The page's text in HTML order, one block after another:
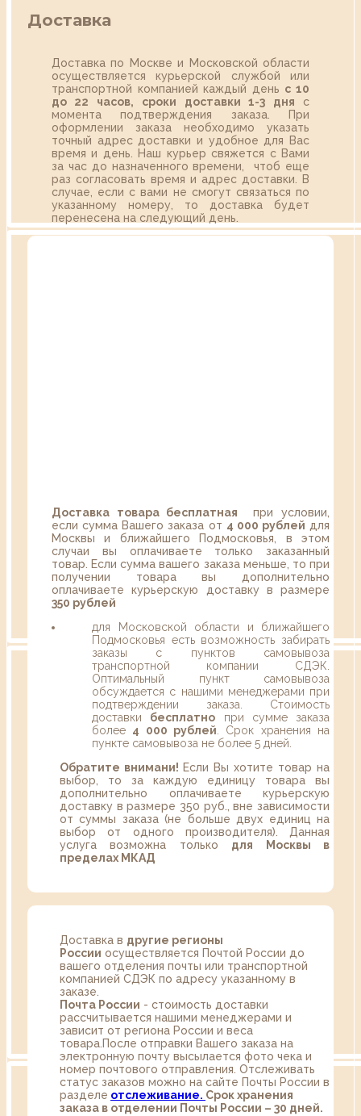
Доставка
Доставка по Москве и Московской области
осуществляется курьерской службой или
транспортной компанией каждый день с 10
до 22 часов,
сроки доставки 1-3 дня с
момента подтверждения заказа. При
оформлении заказа необходимо указать
точный адрес доставки и удобное для Вас
время и день. Наш курьер свяжется с Вами
за час до назначенного времени, чтоб еще
раз согласовать время и адрес доставки. В
случае, если с вами не смогут связаться по
указанному номеру, то доставка будет
перенесена на следующий день.
Доставка товара бесплатная при условии,
если сумма Вашего заказа от 4 000 рублей для
Москвы и ближайшего Подмосковья, в этом
случаи вы оплачиваете только заказанный
товар. Если сумма вашего заказа меньше, то при
получении товара вы дополнительно
оплачиваете курьерскую доставку в размере
350 рублей
для Московской области и ближайшего
Подмосковья есть возможность забирать
заказы с пунктов самовывоза
транспортной компании СДЭК.
Оптимальный пункт самовывоза
обсуждается с нашими менеджерами при
подтверждении заказа. Стоимость
доставки бесплатно при сумме заказа
более 4 000 рублей . Срок хранения на
пункте самовывоза не более 5 дней.
Обратите внимани! Если Вы хотите товар на
выбор, то за каждую единицу товара вы
дополнительно оплачиваете курьерскую
доставку в размере 350 руб., вне зависимости
от суммы заказа (не больше двух единиц на
выбор от одного производителя). Данная
услуга возможна только для Москвы в
пределах МКАД
Доставка в другие регионы
России осуществляется Почтой России до
вашего отделения почты или транспортной
компанией СДЭК по адресу указанному в
заказе.
Почта России - стоимость доставки
рассчитывается нашими менеджерами и
зависит от региона России и веса
товара.После отправки Вашего заказа на
электронную почту высылается фото чека и
номер почтового отправления. Отслеживать
статус заказов можно на сайте Почты России в
разделе oтслеживание. Срок хранения
заказа в отделении Почты России – 30 дней.